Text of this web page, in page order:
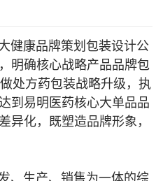
康品牌策划包装设计公
明确核心战略产品品牌包
处方药包装战略升级，执
到易明医药核心大单品品
异化，既塑造品牌形象，
生产、销售为一体的综